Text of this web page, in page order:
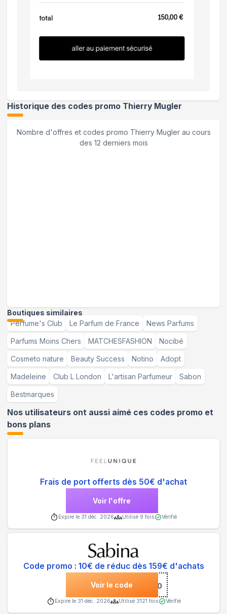
Historique des codes promo Thierry Mugler
Nombre d'offres et codes promo Thierry Muglerau cours
des 12 derniers mois
Boutiques similaires
Perfume's Club
Le Parfum de France News Parfums
Parfums Moins Chers MATCHESFASHION Nocibé
Cosmeto nature Beauty Success Notino Adopt
Madeleine Club L London L'artisan Parfumeur Sabon
Bestmarques
Nos utilisateurs ont aussi aimé ces codes promo et
bons plans
Frais de port offerts dès 50€ d'achat
Voir l'offre
Expire le 31 déc. 2026 Utilisé 9 fois Vérifié
Code promo : 10€ de réduc dès 159€ d'achats
Voir le code***INE10
Expire le 31 déc. 2026 Utilisé 3121 fois Vérifié